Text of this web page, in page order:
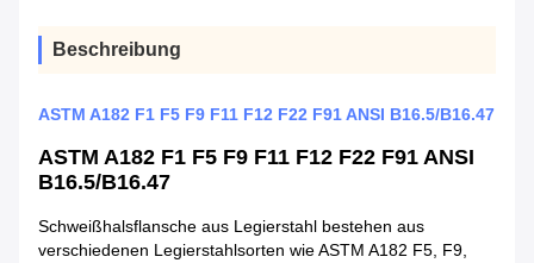
Beschreibung
ASTM A182 F1 F5 F9 F11 F12 F22 F91 ANSI B16.5/B16.47
ASTM A182 F1 F5 F9 F11 F12 F22 F91 ANSI
B16.5/B16.47
Schweißhalsflansche aus Legierstahl bestehen aus
verschiedenen Legierstahlsorten wie ASTM A182 F5, F9,